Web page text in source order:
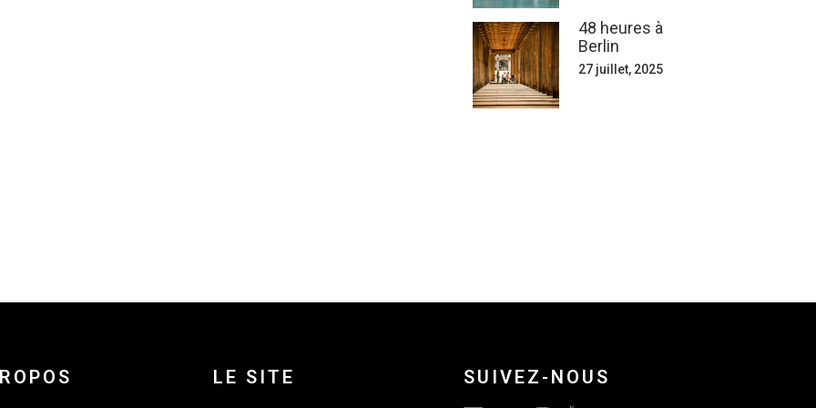
48 heures à
Berlin
27 juillet, 2025
LE SITE SUIVEZ-NOUS